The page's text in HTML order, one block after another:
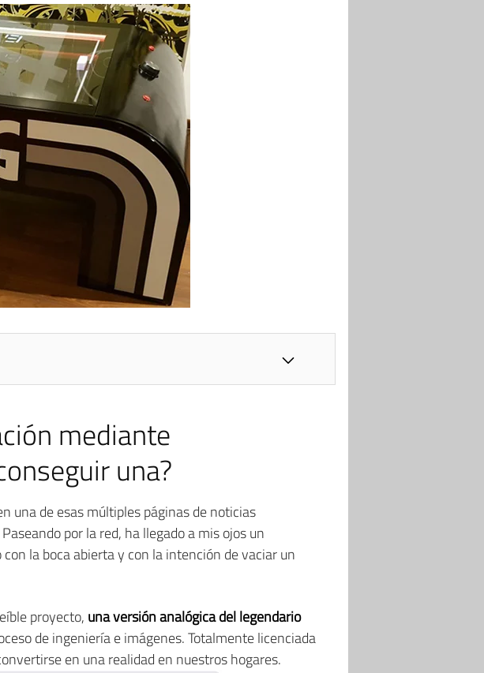
mediante
una?
una de esas múltiples páginas de noticias
por la red, ha llegado a mis ojos un
con la boca abierta y con la intención de vaciar un
proyecto, una versión analógica del legendario
de ingeniería e imágenes. Totalmente licenciada
en una realidad en nuestros hogares.